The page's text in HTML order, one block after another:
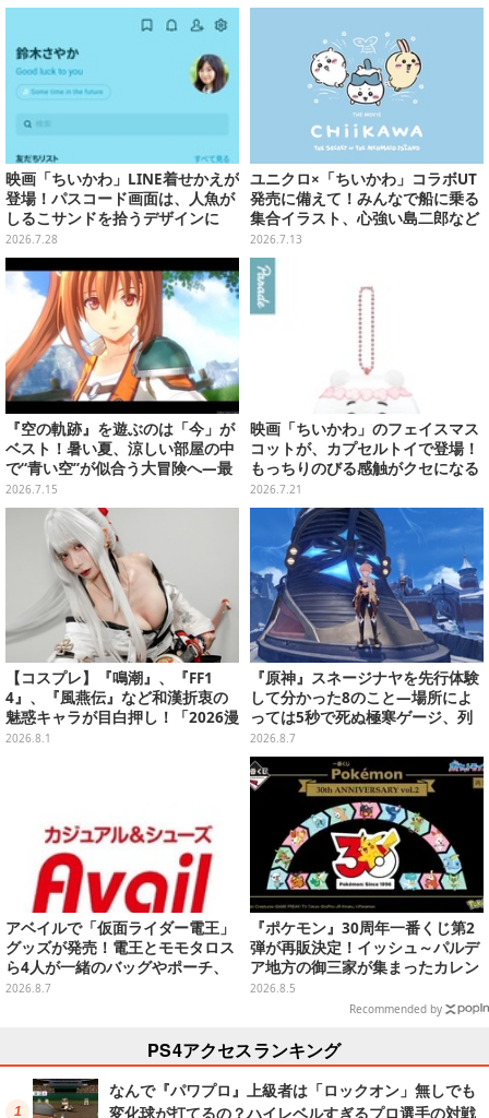
映画「ちいかわ」LINE着せかえが
登場！パスコード画面は、人魚が
しるこサンドを拾うデザインに
2026.7.28
ユニクロ×「ちいかわ」コラボUT
発売に備えて！みんなで船に乗る
集合イラスト、心強い島二郎など
映画を記念した特別コレクション
2026.7.13
『空の軌跡』を遊ぶのは「今」が
ベスト！暑い夏、涼しい部屋の中
で“青い空”が似合う大冒険へ―最
安値でセール中の『the 1st』か
ら新作『空の軌跡 the 2nd』まで
駆け抜けよう
2026.7.15
映画「ちいかわ」のフェイスマス
コットが、カプセルトイで登場！
もっちりのびる感触がクセになる
ハチワレ、セイレーンなど全5種
2026.7.21
【コスプレ】『鳴潮』、『FF1
4』、『風燕伝』など和漢折衷の
魅惑キャラが目白押し！「2026漫
画博覧会」美麗レイヤー13選【写
2026.8.1
『原神』スネージナヤを先行体験
して分かった8のこと―場所によ
っては5秒で死ぬ極寒ゲージ、列
車は“ダイナミック途中下車”可能
など自由度高め
2026.8.7
アベイルで「仮面ライダー電王」
グッズが発売！電王とモモタロス
ら4人が一緒のバッグやポーチ、
収納ボックスも
2026.8.7
『ポケモン』30周年一番くじ第2
弾が再販決定！イッシュ～パルデ
ア地方の御三家が集まったカレン
ダー、ぬいぐるみなど記念グッズ
2026.8.5
Recommended by
PS4アクセスランキング
なんで『パワプロ』上級者は「ロックオン」無しでも
変化球が打てるの？ハイレベルすぎるプロ選手の対戦